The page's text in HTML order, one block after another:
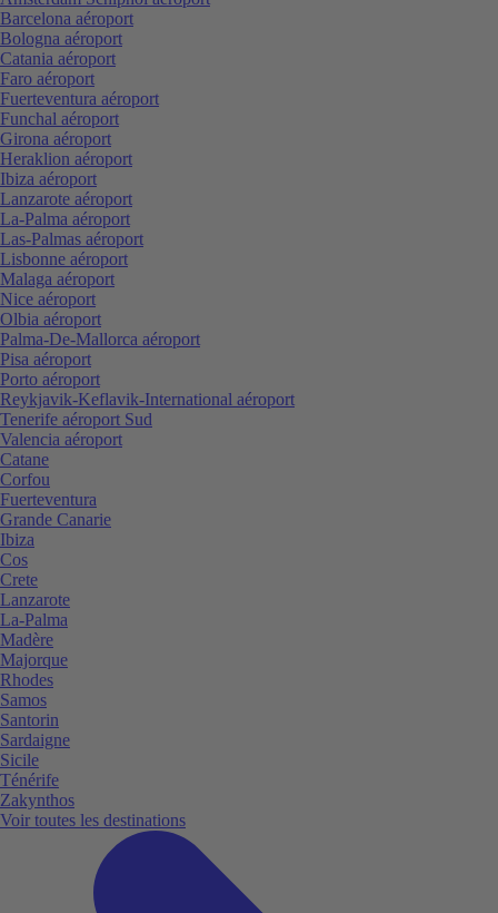
Barcelona aéroport
Bologna aéroport
Catania aéroport
Faro aéroport
Fuerteventura aéroport
Funchal aéroport
Girona aéroport
Heraklion aéroport
Ibiza aéroport
Lanzarote aéroport
La-Palma aéroport
Las-Palmas aéroport
Lisbonne aéroport
Malaga aéroport
Nice aéroport
Olbia aéroport
Palma-De-Mallorca aéroport
Pisa aéroport
Porto aéroport
Reykjavik-Keflavik-International aéroport
Tenerife aéroport Sud
Valencia aéroport
Catane
Corfou
Fuerteventura
Grande Canarie
Ibiza
Cos
Crete
Lanzarote
La-Palma
Madère
Majorque
Rhodes
Samos
Santorin
Sardaigne
Sicile
Ténérife
Zakynthos
Voir toutes les destinations